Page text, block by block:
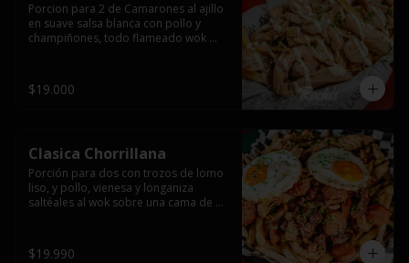
Porcion para 2 de Camarones al ajillo
en suave salsa blanca con pollo y
champiñones, todo flameado wok
$19.000
Clasica Chorrillana
Porción para dos con trozos de lomo
liso, y pollo, vienesa y longaniza
saltéales al wok sobre una cama de
$19.990